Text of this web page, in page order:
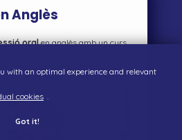
Anglès
oralen anglès amb un curs
en situacions quotidianes.
with an optimal experience and relevant
cookies .
Got it!